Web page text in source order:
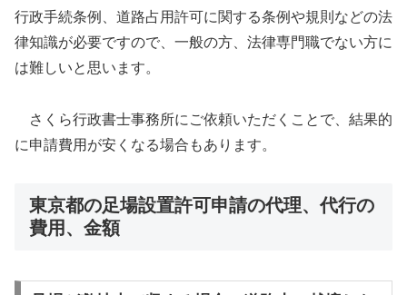
行政手続条例、道路占用許可に関する条例や規則などの法
律知識が必要ですので、一般の方、法律専門職でない方に
は難しいと思います。
さくら行政書士事務所にご依頼いただくことで、結果的
に申請費用が安くなる場合もあります。
東京都の足場設置許可申請の代理、代行の
費用、金額